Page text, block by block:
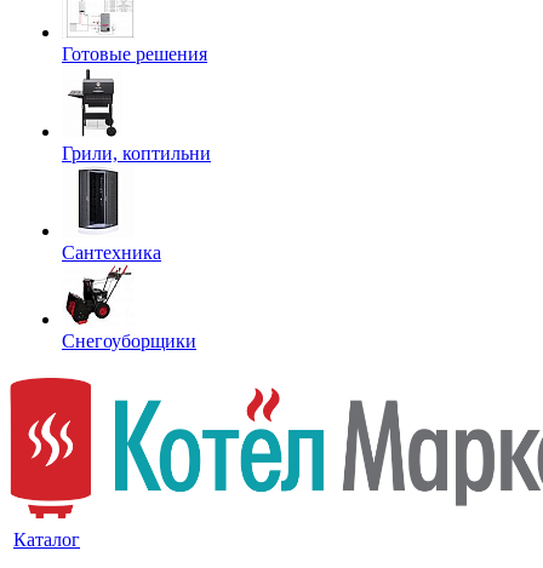
Готовые решения
Грили, коптильни
Сантехника
Снегоуборщики
Каталог